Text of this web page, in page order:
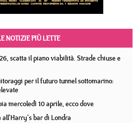
NOTIZIE PIÙ LETTE
scatta il piano viabilità. Strade chiuse e
per il futuro tunnel sottomarino:
mercoledì 10 aprile, ecco dove
all'Harry's bar di Londra